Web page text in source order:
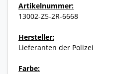
Artikelnummer:
13002-Z5-2R-6668
Hersteller:
Lieferanten der Polizei
Farbe: